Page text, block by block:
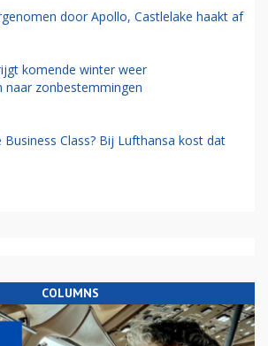
door Apollo, Castlelake haakt af
komende winter weer
naar zonbestemmingen
Class? Bij Lufthansa kost dat
COLUMNS